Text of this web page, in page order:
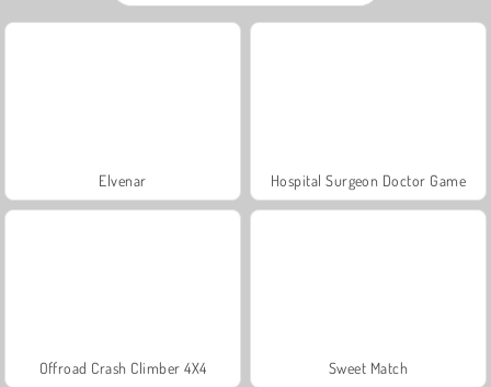
Elvenar Hospital Surgeon Doctor Game
Offroad Crash Climber 4X4 Sweet Match